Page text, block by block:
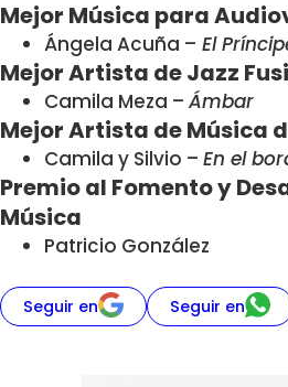
Mejor Música para
Ángela Acuña – El
Mejor Artista de Jazz
Camila Meza – Ámbar
Mejor Artista de Música
Camila y Silvio – En el
Premio al Fomento y
Música
Patricio González
Seguir en Seguir en